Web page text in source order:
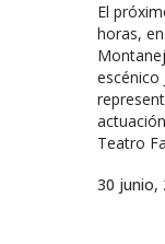
El
horas,
escénico
Teatro
30 junio,